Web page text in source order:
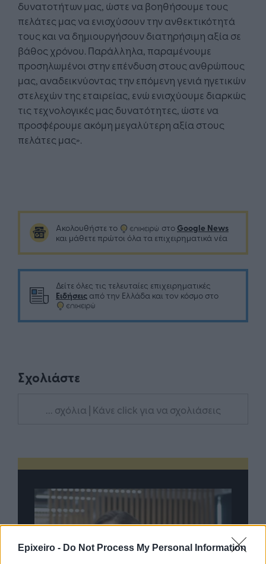
Epixeiro - Do Not Process My Personal Information
δυνατοτήτων μας, ώστε να βοηθήσουμε τους
πελάτες μας να ενισχύσουν την ανθεκτικότητά
τους και να δημιουργήσουν διατηρήσιμη αξία σε
βάθος χρόνου. Παράλληλα, παραμένουμε
προσηλωμένοι στην επένδυση στους ανθρώπους
μας, αναδεικνύοντας την επόμενη γενιά ηγετικών
στελεχών της εταιρείας, ενώ ενισχύουμε διαρκώς
τις τεχνολογικές μας δυνατότητες, ώστε να
προσφέρουμε ακόμη μεγαλύτερη αξία στους
πελάτες μας».
Ακολουθήστε το στο Google News
και μάθετε πρώτοι όλα τα επιχειρηματικά νέα
Δείτε όλες τις τελευταίες επιχειρηματικές
Ειδήσεις από την Ελλάδα και τον κόσμο στο
Σχολιάστε
... σχόλια | Κάνε click για να σχολιάσεις